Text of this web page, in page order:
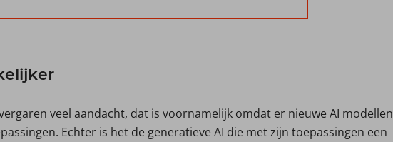
veel aandacht, dat is voornamelijk omdat er nieuwe AI modellen
Echter is het de generatieve AI die met zijn toepassingen een